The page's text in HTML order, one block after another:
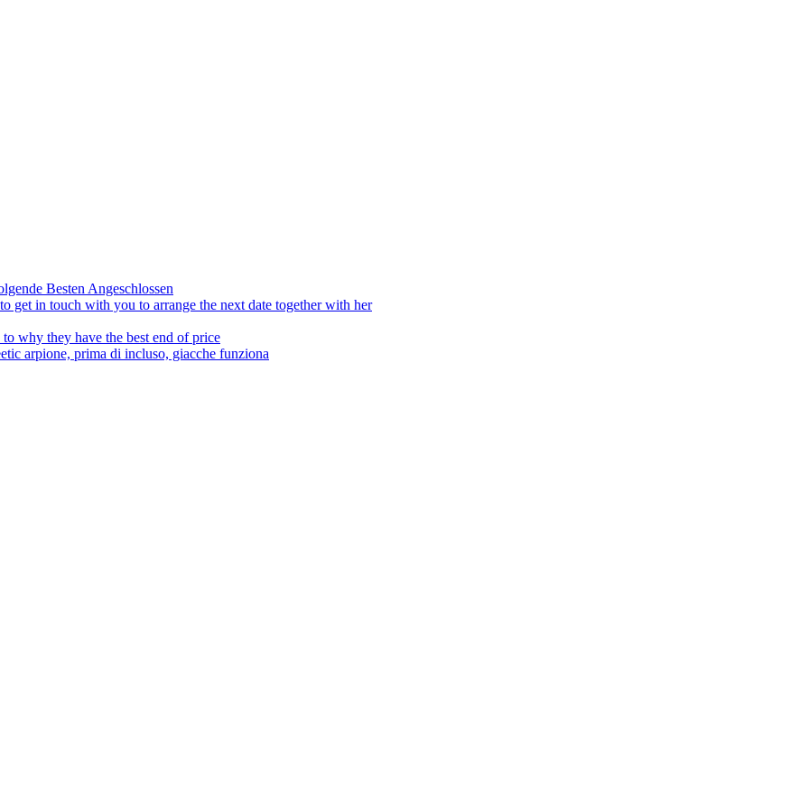
Besten Angeschlossen
get in touch with you to arrange the next date together with her
why they have the best end of price
arpione, prima di incluso, giacche funziona